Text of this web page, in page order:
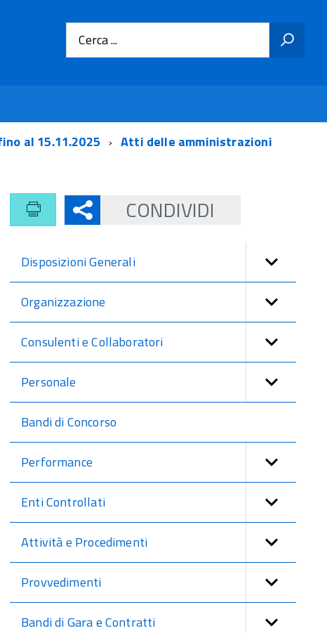
Cerca ...
al 15.11.2025 Atti delle amministrazioni
CONDIVIDI
Disposizioni Generali
Organizzazione
Consulenti e Collaboratori
Personale
Bandi di Concorso
Performance
Enti Controllati
Attività e Procedimenti
Provvedimenti
Bandi di Gara e Contratti